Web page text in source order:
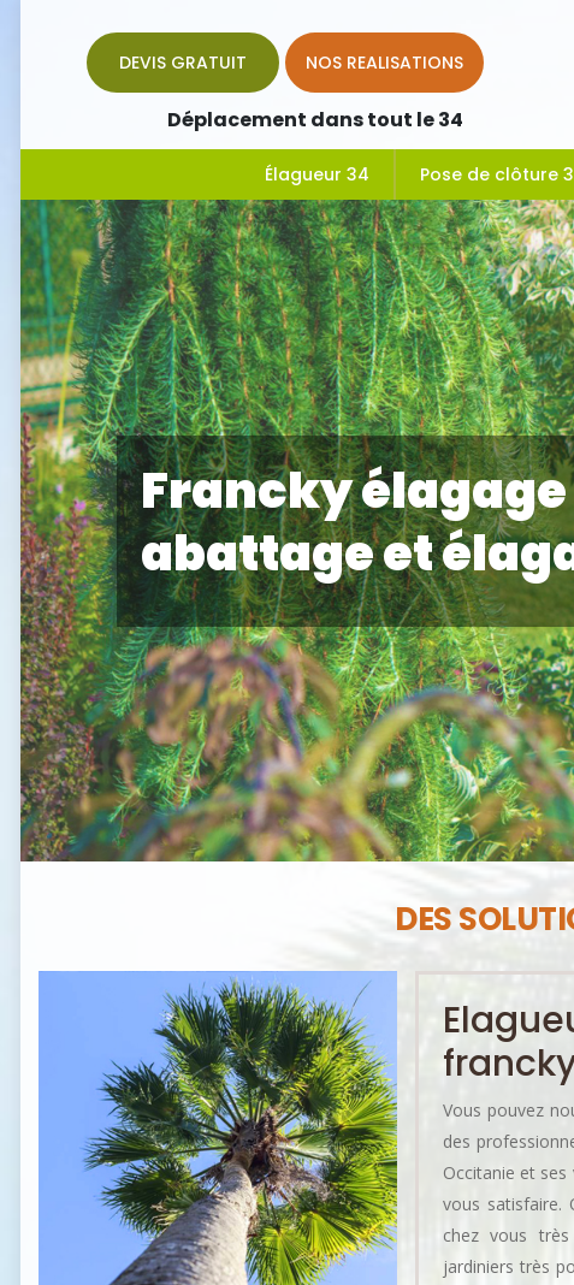
DEVIS GRATUIT NOS REALISATIONS
Déplacement dans tout le 34
Élagueur 34 Pose de clôture
Francky
abattage et
DES
Vous pouvez
des
Occitanie et
vous satisfaire.
chez vous
jardiniers très